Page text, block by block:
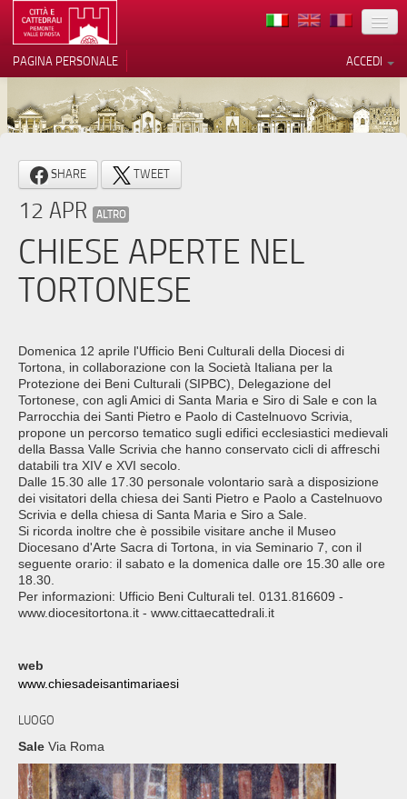
TERRITORIO
ARCHITETTURE
MUSEI
ITINERARI
EVENTI
CONTATTI
PRESS
ACCEDI
PAGINA PERSONALE
SHARE TWEET
12 APR ALTRO
CHIESE APERTE NEL
TORTONESE
Domenica 12 aprile l'Ufficio Beni Culturali della Diocesi di
Tortona, in collaborazione con la Società Italiana per la
Protezione dei Beni Culturali (SIPBC), Delegazione del
Tortonese, con agli Amici di Santa Maria e Siro di Sale e con la
Parrocchia dei Santi Pietro e Paolo di Castelnuovo Scrivia,
propone un percorso tematico sugli edifici ecclesiastici medievali
della Bassa Valle Scrivia che hanno conservato cicli di affreschi
databili tra XIV e XVI secolo.
Dalle 15.30 alle 17.30 personale volontario sarà a disposizione
dei visitatori della chiesa dei Santi Pietro e Paolo a Castelnuovo
Scrivia e della chiesa di Santa Maria e Siro a Sale.
Si ricorda inoltre che è possibile visitare anche il Museo
Diocesano d'Arte Sacra di Tortona, in via Seminario 7, con il
seguente orario: il sabato e la domenica dalle ore 15.30 alle ore
18.30.
Per informazioni: Ufficio Beni Culturali tel. 0131.816609 -
www.diocesitortona.it - www.cittaecattedrali.it
web
www.chiesadeisantimariaesi
LUOGO
Sale Via Roma
Informativa sulla raccolta
Le tue preferenze relative alla